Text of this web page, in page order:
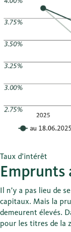
Taux d’intérêt
Emprunts
Il n’y a pas lieu de
capitaux. Mais la
demeurent élevés.
pour les titres de la